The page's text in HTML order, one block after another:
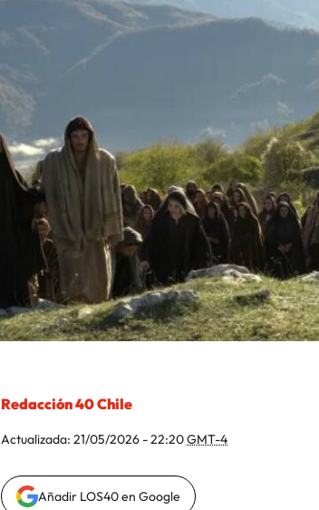
Redacción 40 Chile
Actualizada: 21/05/2026 - 22:20GMT-4
Añadir LOS40 en Google